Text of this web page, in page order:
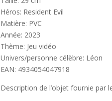
Héros: Resident Evil
Matière: PVC
Année: 2023
Thème: Jeu vidéo
Univers/personne célèbre: Léon
EAN: 4934054047918
Description de l’objet fournie par